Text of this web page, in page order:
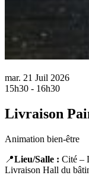
mar. 21 Juil 2026
15h30 - 16h30
Livraison
Animation bien-être
📍Lieu/Salle : Cité –
Livraison Hall du